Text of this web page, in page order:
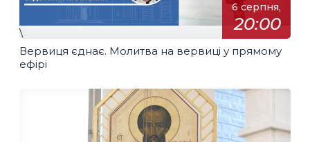
6 серпня,
20:00
\
Вервиця єднає. Молитва на вервиці у прямому
ефірі